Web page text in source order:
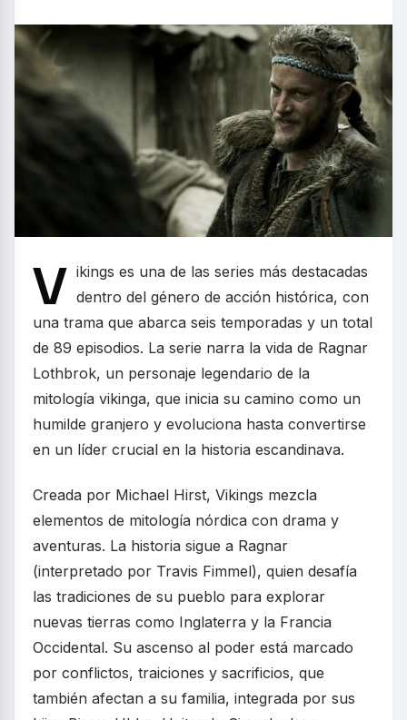
V ikings es una de las series más destacadas
dentro del género de acción histórica, con
una trama que abarca seis temporadas y un total
de 89 episodios. La serie narra la vida de Ragnar
Lothbrok, un personaje legendario de la
mitología vikinga, que inicia su camino como un
humilde granjero y evoluciona hasta convertirse
en un líder crucial en la historia escandinava.
Creada por Michael Hirst, Vikings mezcla
elementos de mitología nórdica con drama y
aventuras. La historia sigue a Ragnar
(interpretado por Travis Fimmel), quien desafía
las tradiciones de su pueblo para explorar
nuevas tierras como Inglaterra y la Francia
Occidental. Su ascenso al poder está marcado
por conflictos, traiciones y sacrificios, que
también afectan a su familia, integrada por sus